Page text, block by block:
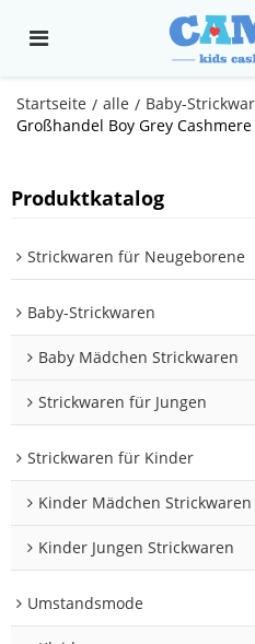
Startseite / alle / Baby-
Großhandel Boy Grey
Produktkatalog
Strickwaren für Neugeborene
Baby-Strickwaren
Baby Mädchen Strickwaren
Strickwaren für Jungen
Strickwaren für Kinder
Kinder Mädchen Strickwaren
Kinder Jungen Strickwaren
Umstandsmode